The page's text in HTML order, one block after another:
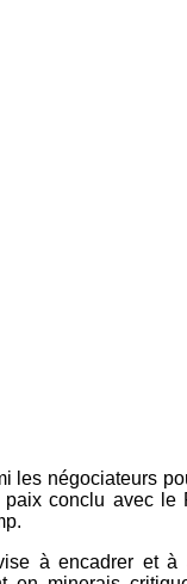
les négociateurs
paix conclu avec le
à encadrer et à